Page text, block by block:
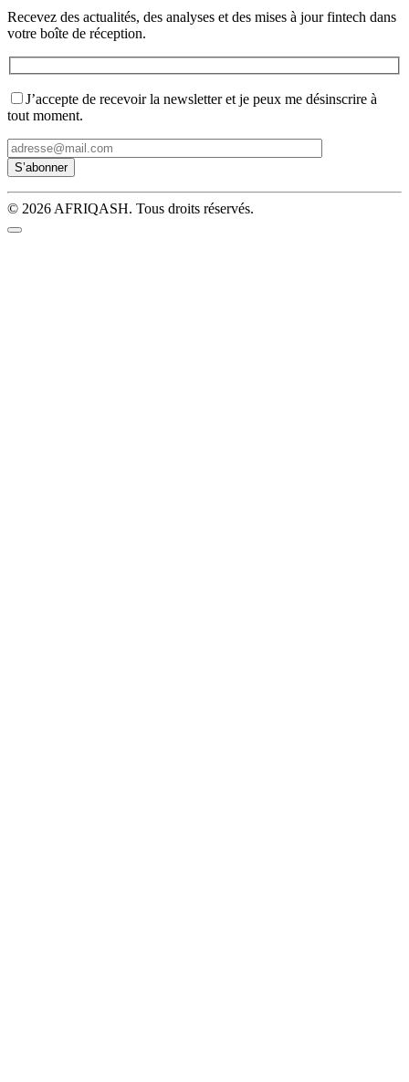
Recevez des actualités, des analyses et des mises à jour fintech dans
votre boîte de réception.
J’accepte de recevoir la newsletter et je peux me désinscrire à
tout moment.
© 2026 AFRIQASH. Tous droits réservés.